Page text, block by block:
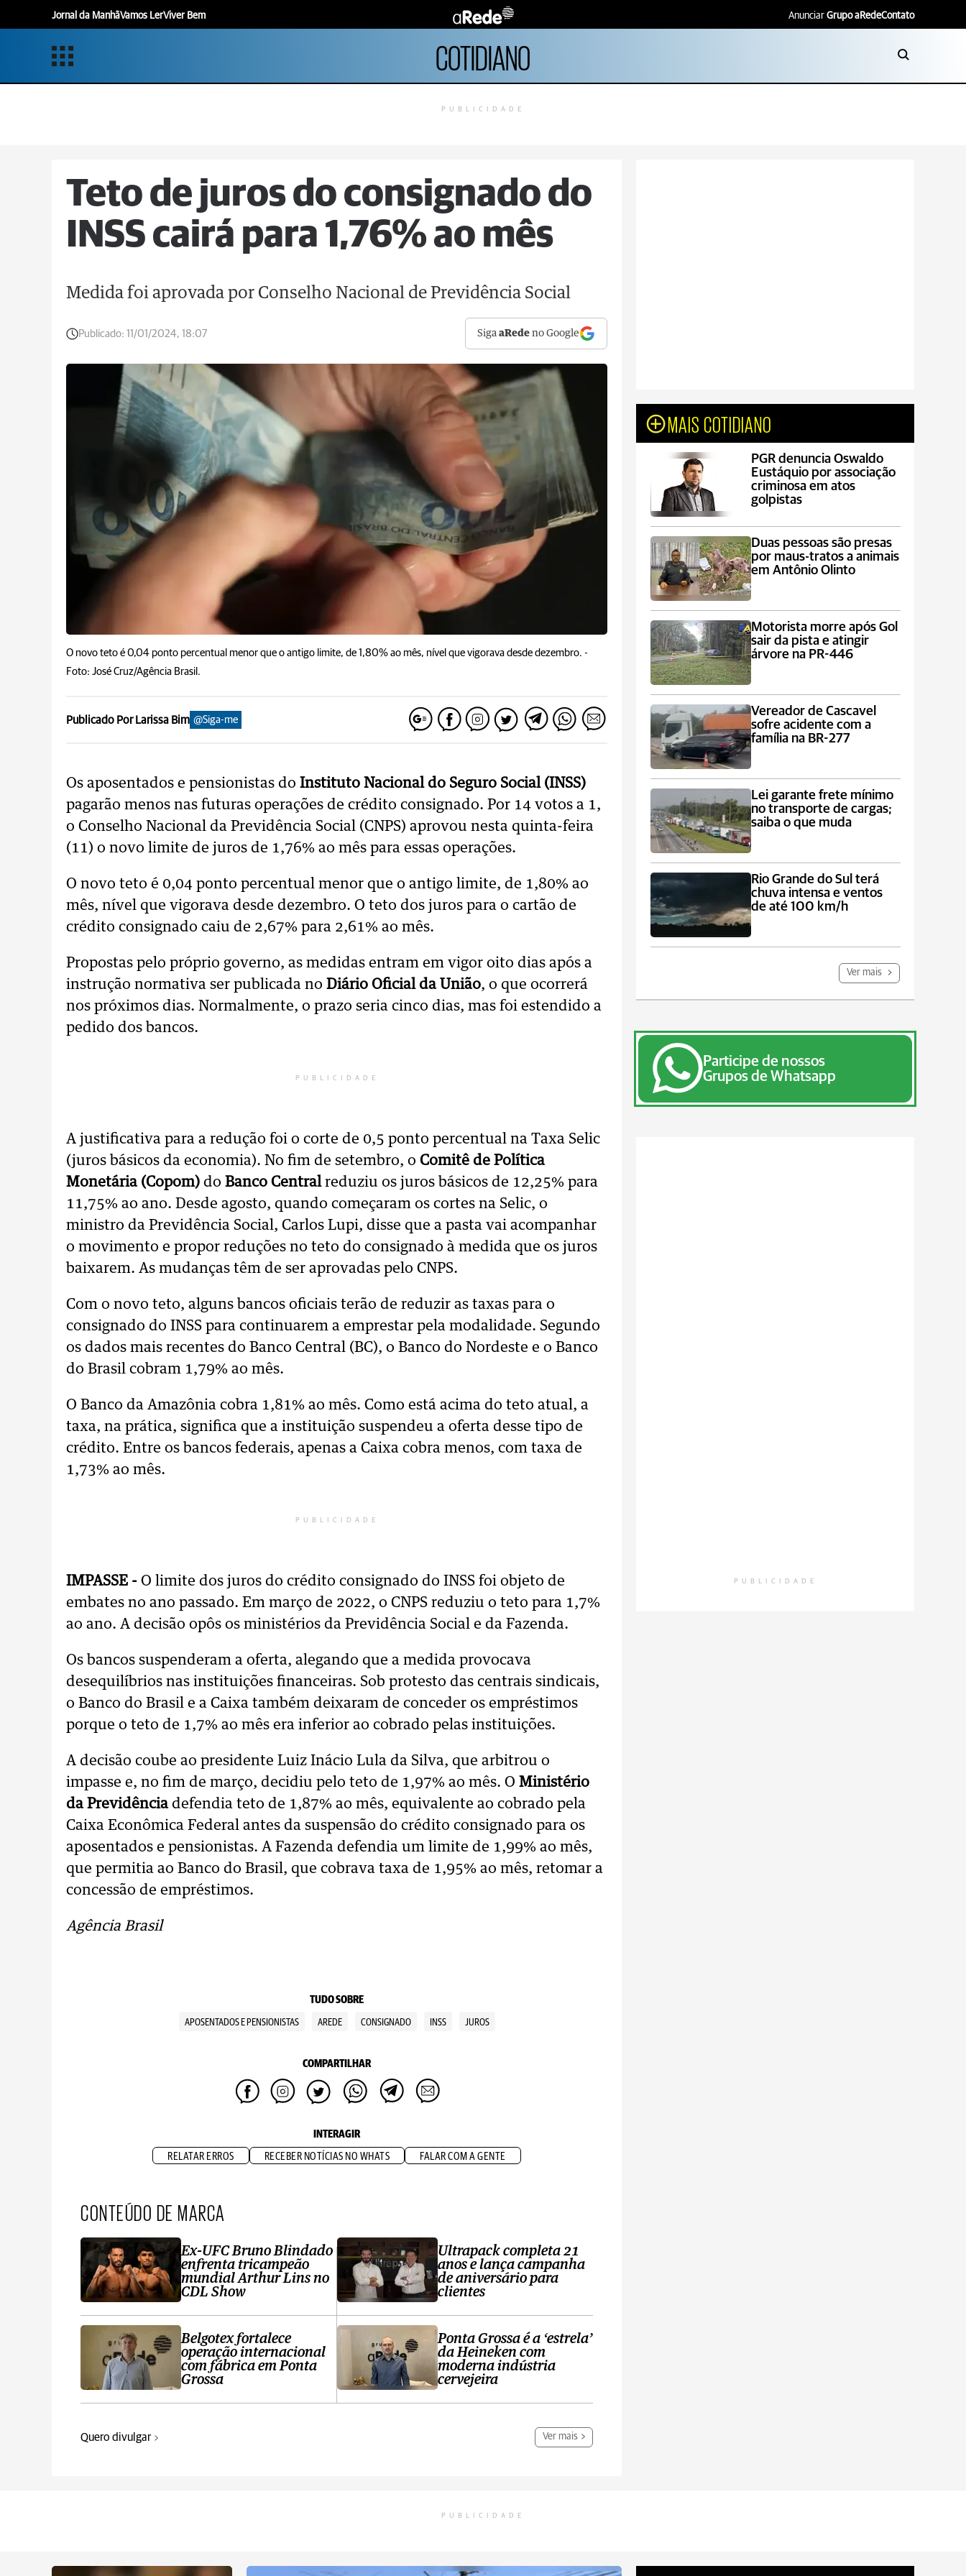
Jornal da ManhãVamos LerViver Bem Anunciar Grupo aRedeContato
COTIDIANO
PUBLICIDADE
Teto de juros do consignado do
INSS cairá para 1,76% ao mês
Medida foi aprovada por Conselho Nacional de Previdência Social
Publicado: 11/01/2024, 18:07 SigaaRede no Google
O novo teto é 0,04 ponto percentual menor que o antigo limite, de 1,80% ao mês, nível que vigorava desde dezembro. -
Foto: José Cruz/Agência Brasil.
Publicado Por Larissa Bim @Siga-me
Os aposentados e pensionistas do Instituto Nacional do Seguro Social (INSS)
pagarão menos nas futuras operações de crédito consignado. Por 14 votos a 1,
o Conselho Nacional da Previdência Social (CNPS) aprovou nesta quinta-feira
(11) o novo limite de juros de 1,76% ao mês para essas operações.
O novo teto é 0,04 ponto percentual menor que o antigo limite, de 1,80% ao
mês, nível que vigorava desde dezembro. O teto dos juros para o cartão de
crédito consignado caiu de 2,67% para 2,61% ao mês.
Propostas pelo próprio governo, as medidas entram em vigor oito dias após a
instrução normativa ser publicada no Diário Oficial da União, o que ocorrerá
nos próximos dias. Normalmente, o prazo seria cinco dias, mas foi estendido a
pedido dos bancos.
PUBLICIDADE
A justificativa para a redução foi o corte de 0,5 ponto percentual na Taxa Selic
(juros básicos da economia). No fim de setembro, o Comitê de Política
Monetária (Copom) do Banco Central reduziu os juros básicos de 12,25% para
11,75% ao ano. Desde agosto, quando começaram os cortes na Selic, o
ministro da Previdência Social, Carlos Lupi, disse que a pasta vai acompanhar
o movimento e propor reduções no teto do consignado à medida que os juros
baixarem. As mudanças têm de ser aprovadas pelo CNPS.
Com o novo teto, alguns bancos oficiais terão de reduzir as taxas para o
consignado do INSS para continuarem a emprestar pela modalidade. Segundo
os dados mais recentes do Banco Central (BC), o Banco do Nordeste e o Banco
do Brasil cobram 1,79% ao mês.
O Banco da Amazônia cobra 1,81% ao mês. Como está acima do teto atual, a
taxa, na prática, significa que a instituição suspendeu a oferta desse tipo de
crédito. Entre os bancos federais, apenas a Caixa cobra menos, com taxa de
1,73% ao mês.
PUBLICIDADE
IMPASSE - O limite dos juros do crédito consignado do INSS foi objeto de
embates no ano passado. Em março de 2022, o CNPS reduziu o teto para 1,7%
ao ano. A decisão opôs os ministérios da Previdência Social e da Fazenda.
Os bancos suspenderam a oferta, alegando que a medida provocava
desequilíbrios nas instituições financeiras. Sob protesto das centrais sindicais,
o Banco do Brasil e a Caixa também deixaram de conceder os empréstimos
porque o teto de 1,7% ao mês era inferior ao cobrado pelas instituições.
A decisão coube ao presidente Luiz Inácio Lula da Silva, que arbitrou o
impasse e, no fim de março, decidiu pelo teto de 1,97% ao mês. O Ministério
da Previdênciadefendia teto de 1,87% ao mês, equivalente ao cobrado pela
Caixa Econômica Federal antes da suspensão do crédito consignado para os
aposentados e pensionistas. A Fazenda defendia um limite de 1,99% ao mês,
que permitia ao Banco do Brasil, que cobrava taxa de 1,95% ao mês, retomar a
concessão de empréstimos.
Agência Brasil
TUDO SOBRE
APOSENTADOS E PENSIONISTAS AREDE CONSIGNADO INSS JUROS
COMPARTILHAR
INTERAGIR
RELATAR ERROS RECEBER NOTÍCIAS NO WHATS FALAR COM A GENTE
CONTEÚDO DE MARCA
Ex-UFC Bruno Blindado
enfrenta tricampeão
mundial Arthur Lins no
CDL Show
Belgotex fortalece
operação internacional
com fábrica em Ponta
Grossa
Ultrapack completa 21
anos e lança campanha
de aniversário para
clientes
Ponta Grossa é a ‘estrela’
da Heineken com
moderna indústria
cervejeira
Quero divulgar Ver mais
MAIS COTIDIANO
PGR denuncia Oswaldo
Eustáquio por associação
criminosa em atos
golpistas
Duas pessoas são presas
por maus-tratos a animais
em Antônio Olinto
Motorista morre após Gol
sair da pista e atingir
árvore na PR-446
Vereador de Cascavel
sofre acidente com a
família na BR-277
Lei garante frete mínimo
no transporte de cargas;
saiba o que muda
Rio Grande do Sul terá
chuva intensa e ventos
de até 100 km/h
Ver mais
Participe de nossos
Grupos de Whatsapp
PUBLICIDADE
PUBLICIDADE